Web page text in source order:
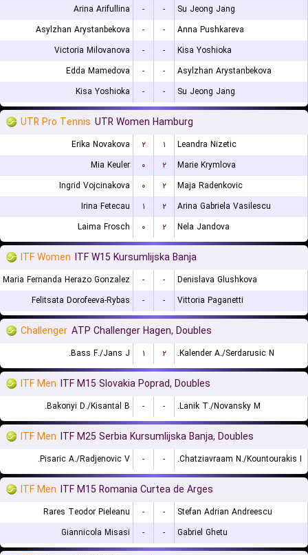
Arina Arifullina
- -
Su Jeong Jang
Asylzhan Arystanbekova
- -
Anna Pushkareva
Victoria Milovanova
- -
Kisa Yoshioka
Edda Mamedova
- -
Asylzhan Arystanbekova
Kisa Yoshioka
- - Su Jeong Jang
UTR Pro Tennis UTR Women Hamburg
Erika Novakova ۲ ۱
Leandra Nizetic
Mia Keuler
۰ ۲
Marie Krymlova
Ingrid Vojcinakova
۰ ۲
Maja Radenkovic
Irina Fetecau
۱ ۲
Arina Gabriela Vasilescu
Laima Frosch
۰ ۲ Nela Jandova
ITF Women ITF W15 Kursumlijska Banja
Maria Fernanda Herazo Gonzalez - -
Denislava Glushkova
Felitsata Dorofeeva-Rybas
- - Vittoria Paganetti
Challenger ATP Challenger Hagen, Doubles
Bass F./Jans J. ۱ ۲ Kalender A./Serdarusic N.
ITF Men ITF M15 Slovakia Poprad, Doubles
Bakonyi D./Kisantal B. - - Lanik T./Novansky M.
ITF Men ITF M25 Serbia Kursumlijska Banja, Doubles
Pisaric A./Radjenovic V. - - Chatziavraam N./Kountourakis I.
ITF Men ITF M15 Romania Curtea de Arges
Rares Teodor Pieleanu - -
Stefan Adrian Andreescu
Giannicola Misasi
- - Gabriel Ghetu